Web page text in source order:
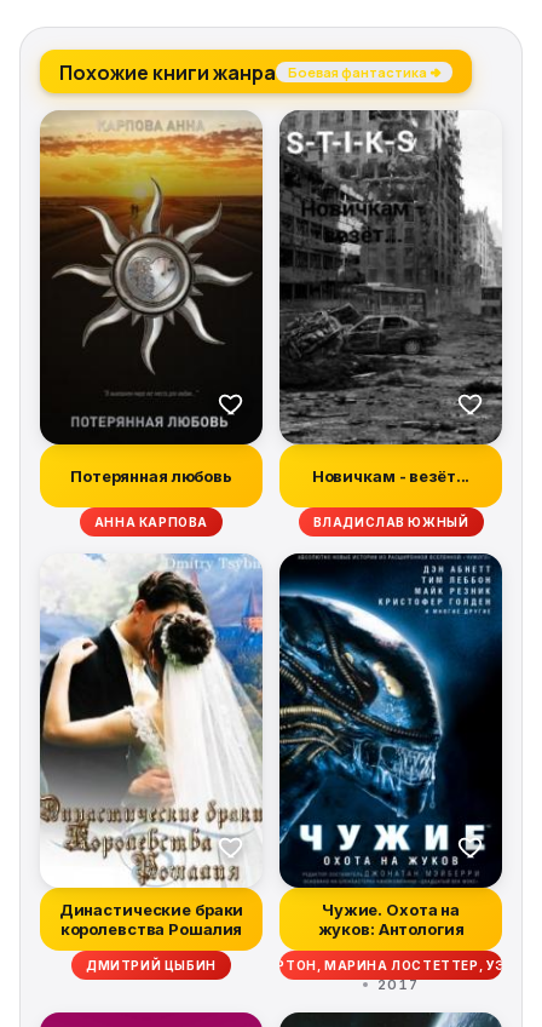
Похожие книги жанра Боевая фантастика →
Потерянная любовь
АННА КАРПОВА
Новичкам - везёт...
ВЛАДИСЛАВ ЮЖНЫЙ
Династические браки
королевства Рошалия
ДМИТРИЙ ЦЫБИН
Чужие. Охота на
жуков: Антология
СКОТТ СИГЛЕР, ДЭЙВ ВОЛВЕРТОН, МАРИНА ЛОСТЕТТЕР,
2017